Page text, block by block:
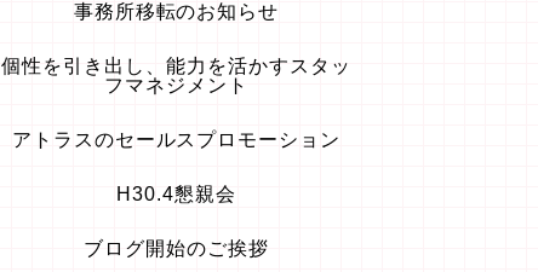
事務所移転のお知らせ
個性を引き出し、能力を活かすスタッ
フマネジメント
アトラスのセールスプロモーション
H30.4懇親会
ブログ開始のご挨拶